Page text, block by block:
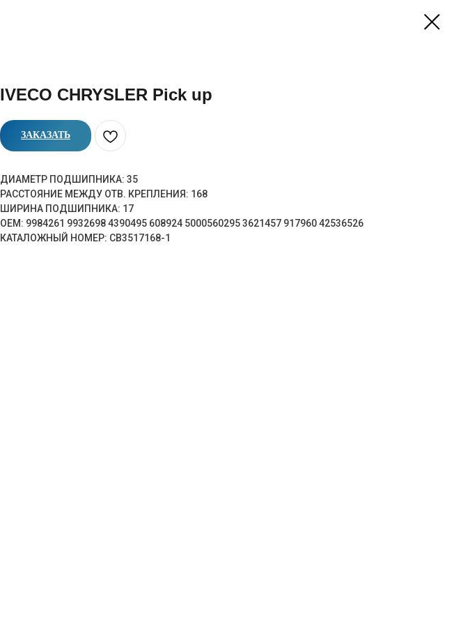
IVECO CHRYSLER Pick up
ЗАКАЗАТЬ
ДИАМЕТР ПОДШИПНИКА: 35
РАССТОЯНИЕ МЕЖДУ ОТВ. КРЕПЛЕНИЯ: 168
ШИРИНА ПОДШИПНИКА: 17
OEM: 9984261 9932698 4390495 608924 5000560295 3621457 917960 42536526
КАТАЛОЖНЫЙ НОМЕР: CB3517168-1